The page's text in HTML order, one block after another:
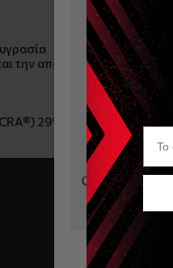
την αποκατάσταση των μυών
29%